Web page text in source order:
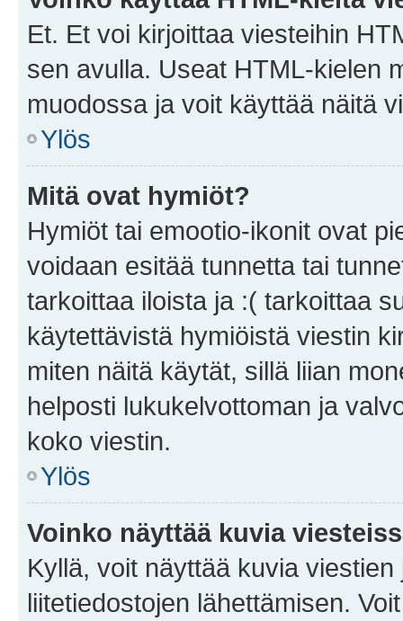
Et. Et voi kirjoittaa viesteihin
sen avulla. Useat HTML-kielen
muodossa ja voit käyttää näitä
Ylös
Mitä ovat hymiöt?
Hymiöt tai emootio-ikonit ovat
voidaan esitää tunnetta tai
tarkoittaa iloista ja :( tarkoittaa
käytettävistä hymiöistä viestin
miten näitä käytät, sillä liian
helposti lukukelvottoman ja
koko viestin.
Ylös
Voinko näyttää kuvia
Kyllä, voit näyttää kuvia
liitetiedostojen lähettämisen.